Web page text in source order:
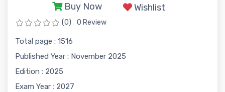
Buy Now Wishlist
(0) 0 Review
Total page : 1516
Published Year : November 2025
Edition : 2025
Exam Year : 2027